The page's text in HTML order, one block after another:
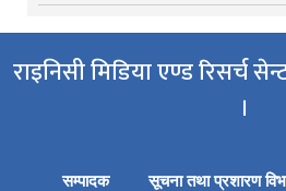
राइनिसी मिडिया एण्ड रिसर्च
।
सम्पादक सूचना तथा प्रशारण